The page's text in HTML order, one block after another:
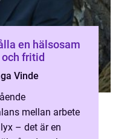
en hälsosam
fritid
Vinde
mellan arbete
– det är en